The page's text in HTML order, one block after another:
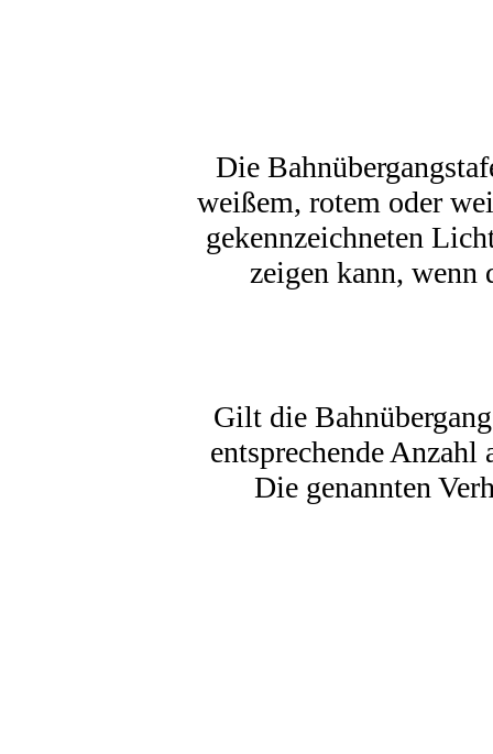
Die
weißem, rotem oder
gekennzeichneten
zeigen kann, wenn
Gilt die
entsprechende
Die genannten